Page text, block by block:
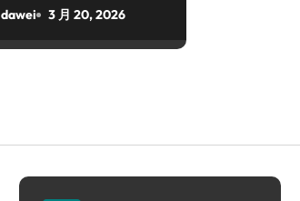
dawei 3 月 20, 2026